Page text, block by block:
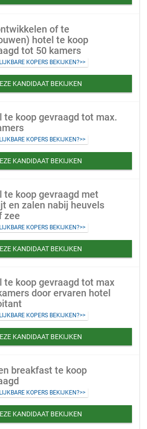
of te
hotel te koop
tot 50 kamers
KOPERS BEKIJKEN?>>
KANDIDAAT BEKIJKEN
te koop gevraagd tot max.
KOPERS BEKIJKEN?>>
KANDIDAAT BEKIJKEN
te koop gevraagd met
en zalen nabij heuvels
zee
KOPERS BEKIJKEN?>>
KANDIDAAT BEKIJKEN
te koop gevraagd tot max
door ervaren hotel
KOPERS BEKIJKEN?>>
KANDIDAAT BEKIJKEN
breakfast te koop
KOPERS BEKIJKEN?>>
KANDIDAAT BEKIJKEN